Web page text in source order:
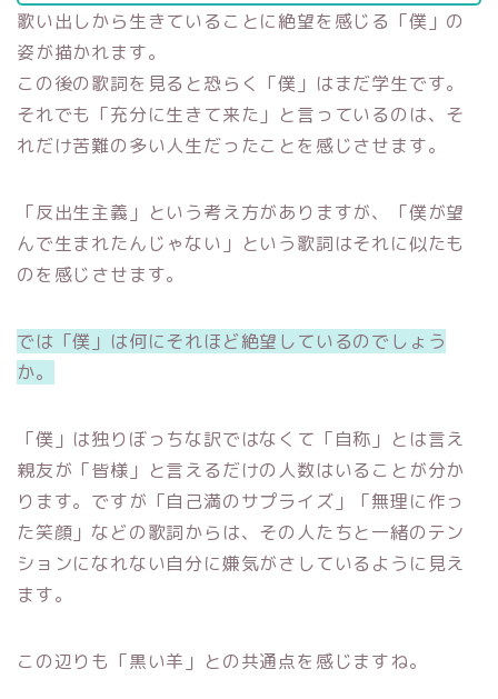
歌い出しから生きていることに絶望を感じる「僕」の
姿が描かれます。
この後の歌詞を見ると恐らく「僕」はまだ学生です。
それでも「充分に生きて来た」と言っているのは、そ
れだけ苦難の多い人生だったことを感じさせます。
「反出生主義」という考え方がありますが、「僕が望
んで生まれたんじゃない」という歌詞はそれに似たも
のを感じさせます。
では「僕」は何にそれほど絶望しているのでしょう
か。
「僕」は独りぼっちな訳ではなくて「自称」とは言え
親友が「皆様」と言えるだけの人数はいることが分か
ります。ですが「自己満のサプライズ」「無理に作っ
た笑顔」などの歌詞からは、その人たちと一緒のテン
ションになれない自分に嫌気がさしているように見え
ます。
この辺りも「黒い羊」との共通点を感じますね。